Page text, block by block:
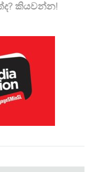
කියවන්න!